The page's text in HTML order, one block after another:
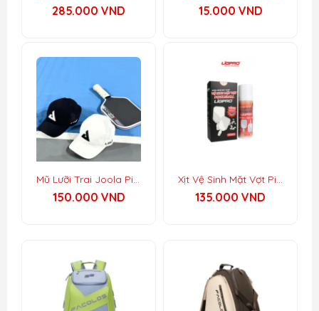
285.000 VND 15.000 VND
Mũ Lưỡi Trai Joola Pickleball
150.000 VND
Xịt Vệ Sinh Mặt Vợt Pickleball Ligpro 300ml
135.000 VND